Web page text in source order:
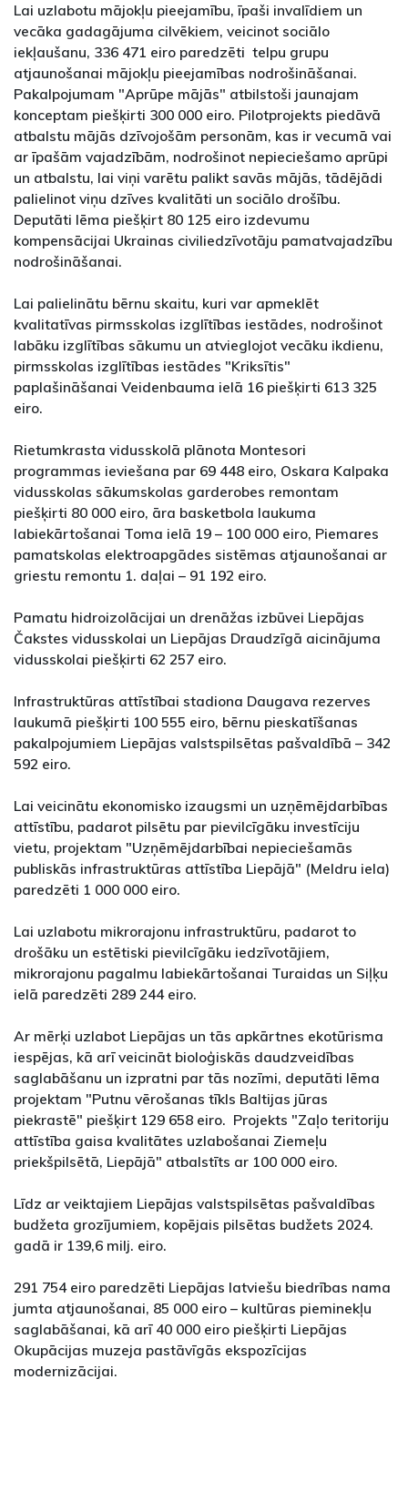
Lai uzlabotu mājokļu pieejamību, īpaši invalīdiem un
vecāka gadagājuma cilvēkiem, veicinot sociālo
iekļaušanu, 336 471 eiro paredzēti telpu grupu
atjaunošanai mājokļu pieejamības nodrošināšanai.
Pakalpojumam "Aprūpe mājās" atbilstoši jaunajam
konceptam piešķirti 300 000 eiro. Pilotprojekts piedāvā
atbalstu mājās dzīvojošām personām, kas ir vecumā vai
ar īpašām vajadzībām, nodrošinot nepieciešamo aprūpi
un atbalstu, lai viņi varētu palikt savās mājās, tādējādi
palielinot viņu dzīves kvalitāti un sociālo drošību.
Deputāti lēma piešķirt 80 125 eiro izdevumu
kompensācijai Ukrainas civiliedzīvotāju pamatvajadzību
nodrošināšanai.
Lai palielinātu bērnu skaitu, kuri var apmeklēt
kvalitatīvas pirmsskolas izglītības iestādes, nodrošinot
labāku izglītības sākumu un atvieglojot vecāku ikdienu,
pirmsskolas izglītības iestādes "Kriksītis"
paplašināšanai Veidenbauma ielā 16 piešķirti 613 325
eiro.
Rietumkrasta vidusskolā plānota Montesori
programmas ieviešana par 69 448 eiro, Oskara Kalpaka
vidusskolas sākumskolas garderobes remontam
piešķirti 80 000 eiro, āra basketbola laukuma
labiekārtošanai Toma ielā 19 – 100 000 eiro, Piemares
pamatskolas elektroapgādes sistēmas atjaunošanai ar
griestu remontu 1. daļai – 91 192 eiro.
Pamatu hidroizolācijai un drenāžas izbūvei Liepājas
Čakstes vidusskolai un Liepājas Draudzīgā aicinājuma
vidusskolai piešķirti 62 257 eiro.
Infrastruktūras attīstībai stadiona Daugava rezerves
laukumā piešķirti 100 555 eiro, bērnu pieskatīšanas
pakalpojumiem Liepājas valstspilsētas pašvaldībā – 342
592 eiro.
Lai veicinātu ekonomisko izaugsmi un uzņēmējdarbības
attīstību, padarot pilsētu par pievilcīgāku investīciju
vietu, projektam "Uzņēmējdarbībai nepieciešamās
publiskās infrastruktūras attīstība Liepājā" (Meldru iela)
paredzēti 1 000 000 eiro.
Lai uzlabotu mikrorajonu infrastruktūru, padarot to
drošāku un estētiski pievilcīgāku iedzīvotājiem,
mikrorajonu pagalmu labiekārtošanai Turaidas un Siļķu
ielā paredzēti 289 244 eiro.
Ar mērķi uzlabot Liepājas un tās apkārtnes ekotūrisma
iespējas, kā arī veicināt bioloģiskās daudzveidības
saglabāšanu un izpratni par tās nozīmi, deputāti lēma
projektam "Putnu vērošanas tīkls Baltijas jūras
piekrastē" piešķirt 129 658 eiro. Projekts "Zaļo teritoriju
attīstība gaisa kvalitātes uzlabošanai Ziemeļu
priekšpilsētā, Liepājā" atbalstīts ar 100 000 eiro.
Līdz ar veiktajiem Liepājas valstspilsētas pašvaldības
budžeta grozījumiem, kopējais pilsētas budžets 2024.
gadā ir 139,6 milj. eiro.
291 754 eiro paredzēti Liepājas latviešu biedrības nama
jumta atjaunošanai, 85 000 eiro – kultūras pieminekļu
saglabāšanai, kā arī 40 000 eiro piešķirti Liepājas
Okupācijas muzeja pastāvīgās ekspozīcijas
modernizācijai.